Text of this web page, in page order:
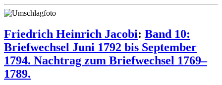
Friedrich Heinrich Jacobi: Band 10:
Briefwechsel Juni 1792 bis September
1794. Nachtrag zum Briefwechsel 1769–
1789.